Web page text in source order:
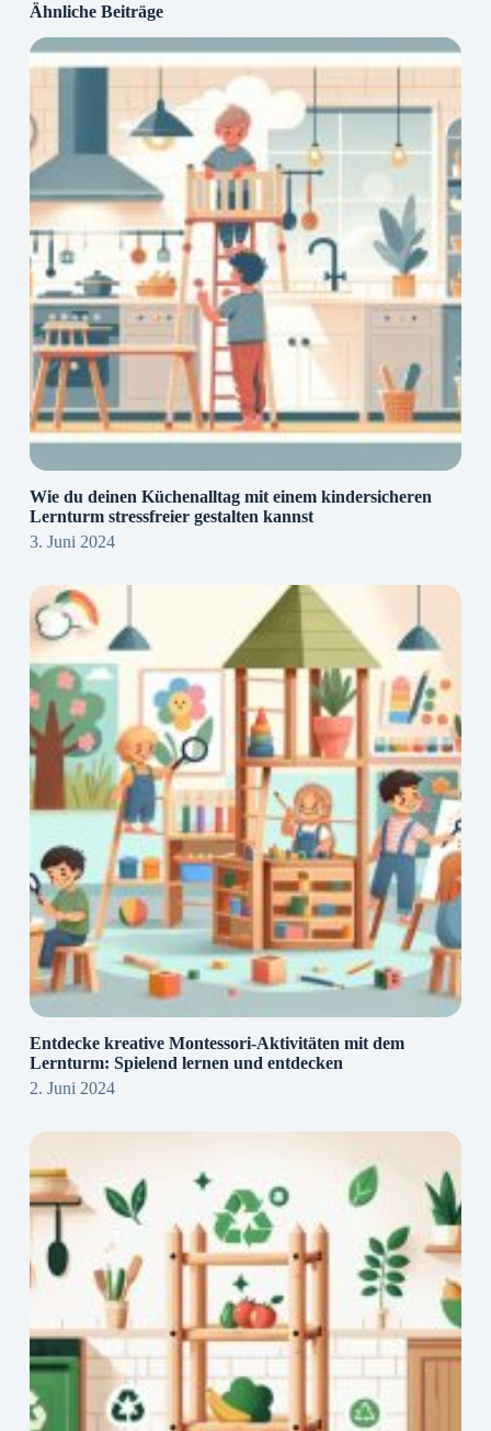
Ähnliche Beiträge
Wie du deinen Küchenalltag mit einem kindersicheren
Lernturm stressfreier gestalten kannst
3. Juni 2024
Entdecke kreative Montessori-Aktivitäten mit dem
Lernturm: Spielend lernen und entdecken
2. Juni 2024